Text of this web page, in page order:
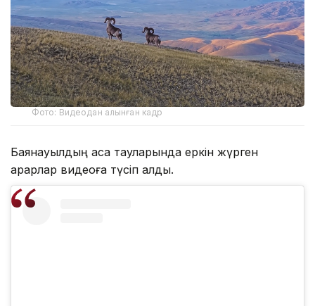
Фото: Видеодан алынған кадр
Баянауылдың асқақ тауларында еркін жүрген
арқарлар видеоға түсіп қалды.